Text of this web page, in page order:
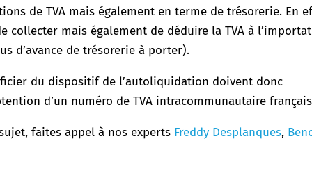
de TVA mais également en terme de trésorerie. En
collecter mais également de déduire la TVA à
d’avance de trésorerie à porter).
du dispositif de l’autoliquidation doivent donc
d’un numéro de TVA intracommunautaire
faites appel à nos experts Freddy Desplanques,